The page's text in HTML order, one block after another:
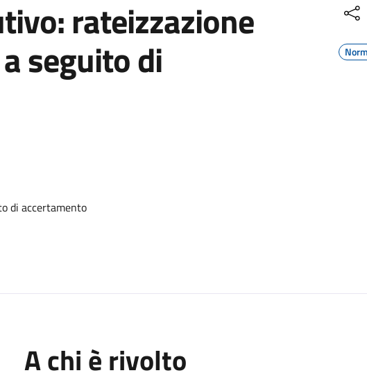
rateizzazione
seguito di
di accertamento
A chi è rivolto